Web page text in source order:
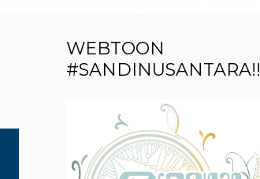
WEBTOON
#SANDINUSANTARA!!